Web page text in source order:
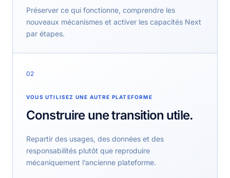
Préserver ce qui fonctionne, comprendre les
nouveaux mécanismes et activer les capacités Next
par étapes.
02
VOUS UTILISEZ UNE AUTRE PLATEFORME
Construire une transition utile.
Repartir des usages, des données et des
responsabilités plutôt que reproduire
mécaniquement l’ancienne plateforme.